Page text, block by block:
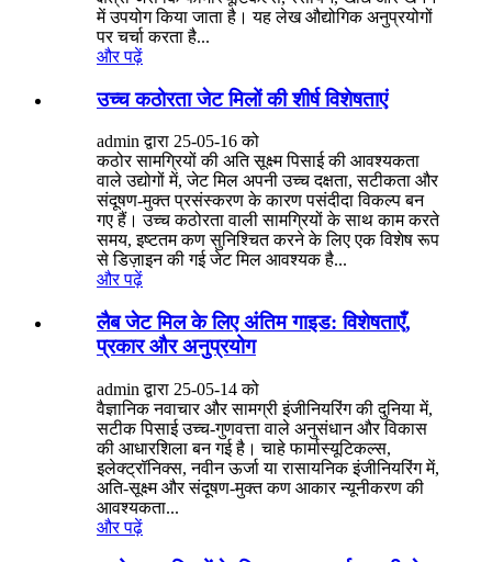
में उपयोग किया जाता है। यह लेख औद्योगिक अनुप्रयोगों
पर चर्चा करता है...
और पढ़ें
उच्च कठोरता जेट मिलों की शीर्ष विशेषताएं
admin द्वारा 25-05-16 को
कठोर सामग्रियों की अति सूक्ष्म पिसाई की आवश्यकता
वाले उद्योगों में, जेट मिल अपनी उच्च दक्षता, सटीकता और
संदूषण-मुक्त प्रसंस्करण के कारण पसंदीदा विकल्प बन
गए हैं। उच्च कठोरता वाली सामग्रियों के साथ काम करते
समय, इष्टतम कण सुनिश्चित करने के लिए एक विशेष रूप
से डिज़ाइन की गई जेट मिल आवश्यक है...
और पढ़ें
लैब जेट मिल के लिए अंतिम गाइड: विशेषताएँ,
प्रकार और अनुप्रयोग
admin द्वारा 25-05-14 को
वैज्ञानिक नवाचार और सामग्री इंजीनियरिंग की दुनिया में,
सटीक पिसाई उच्च-गुणवत्ता वाले अनुसंधान और विकास
की आधारशिला बन गई है। चाहे फार्मास्यूटिकल्स,
इलेक्ट्रॉनिक्स, नवीन ऊर्जा या रासायनिक इंजीनियरिंग में,
अति-सूक्ष्म और संदूषण-मुक्त कण आकार न्यूनीकरण की
आवश्यकता...
और पढ़ें